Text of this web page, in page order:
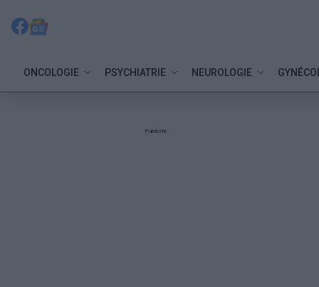
ONCOLOGIE PSYCHIATRIE NEUROLOGIE
Publicité: